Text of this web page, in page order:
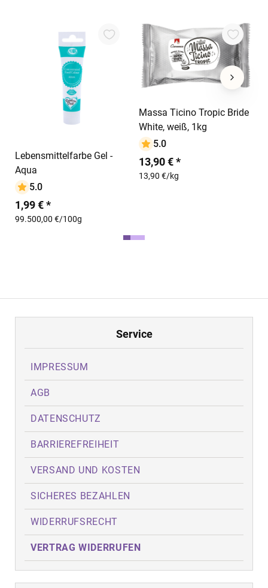
In den Warenkorb
Lebensmittelfarbe Gel -
Aqua
5.0
1,99 € *
99.500,00 €/100g
In den Warenkorb
Massa Ticino Tropic Bride
White, weiß, 1kg
5.0
13,90 € *
13,90 €/kg
Service
IMPRESSUM
AGB
DATENSCHUTZ
BARRIEREFREIHEIT
VERSAND UND KOSTEN
SICHERES BEZAHLEN
WIDERRUFSRECHT
VERTRAG WIDERRUFEN